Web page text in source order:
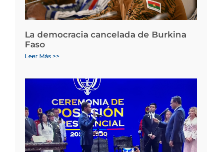
La democracia cancelada de Burkina
Faso
Leer Más >>